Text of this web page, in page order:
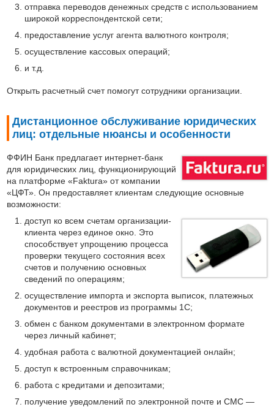
отправка переводов денежных средств с использованием
широкой корреспондентской сети;
предоставление услуг агента валютного контроля;
осуществление кассовых операций;
и т.д.
Открыть расчетный счет помогут сотрудники организации.
Дистанционное обслуживание юридических
лиц: отдельные нюансы и особенности
ФФИН Банк предлагает интернет-банк
для юридических лиц, функционирующий
на платформе «Faktura» от компании
«ЦФТ». Он предоставляет клиентам следующие основные
возможности:
доступ ко всем счетам организации-
клиента через единое окно. Это
способствует упрощению процесса
проверки текущего состояния всех
счетов и получению основных
сведений по операциям;
осуществление импорта и экспорта выписок, платежных
документов и реестров из программы 1С;
обмен с банком документами в электронном формате
через личный кабинет;
удобная работа с валютной документацией онлайн;
доступ к встроенным справочникам;
работа с кредитами и депозитами;
получение уведомлений по электронной почте и СМС —